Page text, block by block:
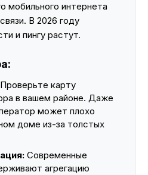
мобильного интернета
В 2026 году
и пингу растут.
Проверьте карту
в вашем районе. Даже
может плохо
доме из-за толстых
Современные
агрегацию